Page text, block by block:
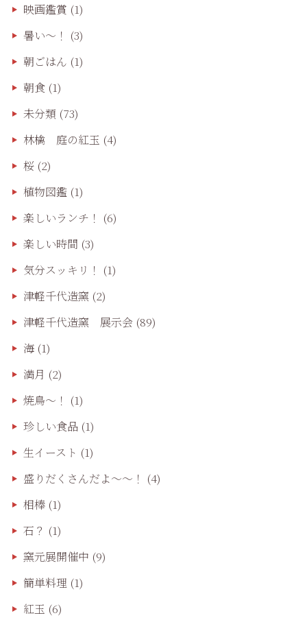
映画鑑賞 (1)
暑い～！ (3)
朝ごはん (1)
朝食(1)
未分類 (73)
林檎 庭の紅玉 (4)
桜(2)
植物図鑑 (1)
楽しいランチ！ (6)
楽しい時間 (3)
気分スッキリ！ (1)
津軽千代造窯 (2)
津軽千代造窯 展示会(89)
海(1)
満月 (2)
焼鳥〜！ (1)
珍しい食品(1)
生イースト (1)
盛りだくさんだよ〜〜！ (4)
相棒(1)
石？ (1)
窯元展開催中 (9)
簡単料理 (1)
紅玉 (6)